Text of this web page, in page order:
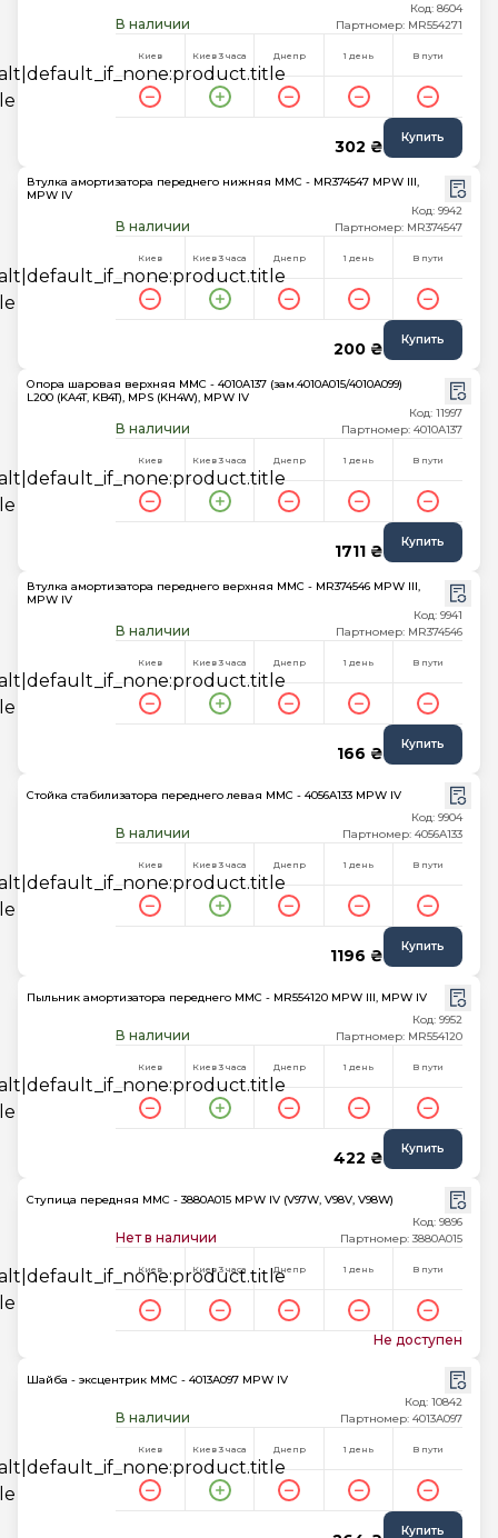
В наличии
Код: 8604
Партномер: MR554271
Киев Киев 3 часа Днепр 1 день В пути
302 ₴ Купить
Втулка амортизатора переднего нижняя MMC - MR374547 MPW III,
MPW IV
В наличии
Код: 9942
Партномер: MR374547
Киев Киев 3 часа Днепр 1 день В пути
200 ₴ Купить
Опора шаровая верхняя MMC - 4010A137 (зам.4010A015/4010A099)
L200 (KA4T, KB4T), MPS (KH4W), MPW IV
В наличии
Код: 11997
Партномер: 4010A137
Киев Киев 3 часа Днепр 1 день В пути
1711 ₴ Купить
Втулка амортизатора переднего верхняя MMC - MR374546 MPW III,
MPW IV
В наличии
Код: 9941
Партномер: MR374546
Киев Киев 3 часа Днепр 1 день В пути
166 ₴ Купить
Стойка стабилизатора переднего левая MMC - 4056A133 MPW IV
В наличии
Код: 9904
Партномер: 4056A133
Киев Киев 3 часа Днепр 1 день В пути
1196 ₴ Купить
Пыльник амортизатора переднего MMC - MR554120 MPW III, MPW IV
В наличии
Код: 9952
Партномер: MR554120
Киев Киев 3 часа Днепр 1 день В пути
422 ₴ Купить
Ступица передняя MMC - 3880A015 MPW IV (V97W, V98V, V98W)
Нет в наличии
Код: 9896
Партномер: 3880A015
Киев Киев 3 часа Днепр 1 день В пути
Не доступен
Шайба - эксцентрик MMC - 4013A097 MPW IV
В наличии
Код: 10842
Партномер: 4013A097
Киев Киев 3 часа Днепр 1 день В пути
Купить